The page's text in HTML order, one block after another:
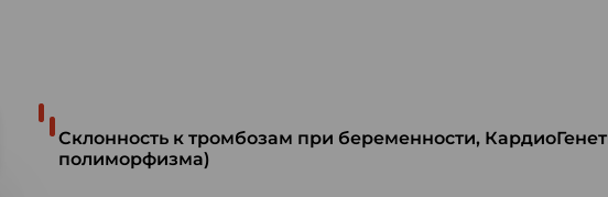
Склонность к тромбозам при беременности,
полиморфизма)